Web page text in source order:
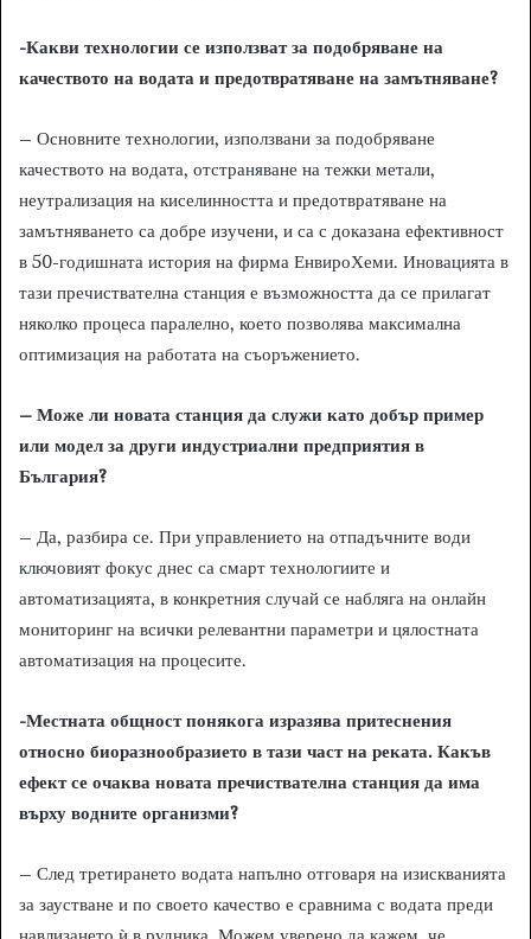
-Какви технологии се използват за подобряване на
качеството на водата и предотвратяване на замътняване?
– Основните технологии, използвани за подобряване
качеството на водата, отстраняване на тежки метали,
неутрализация на киселинността и предотвратяване на
замътняването са добре изучени, и са с доказана ефективност
в 50-годишната история на фирма ЕнвироХеми. Иновацията в
тази пречиствателна станция е възможността да се прилагат
няколко процеса паралелно, което позволява максимална
оптимизация на работата на съоръжението.
– Може ли новата станция да служи като добър пример
или модел за други индустриални предприятия в
България?
– Да, разбира се. При управлението на отпадъчните води
ключовият фокус днес са смарт технологиите и
автоматизацията, в конкретния случай се набляга на онлайн
мониторинг на всички релевантни параметри и цялостната
автоматизация на процесите.
-Местната общност понякога изразява притеснения
относно биоразнообразието в тази част на реката. Какъв
ефект се очаква новата пречиствателна станция да има
върху водните организми?
– След третирането водата напълно отговаря на изискванията
за заустване и по своето качество е сравнима с водата преди